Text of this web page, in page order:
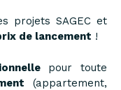
projets SAGEC et
de lancement !
pour toute
(appartement,